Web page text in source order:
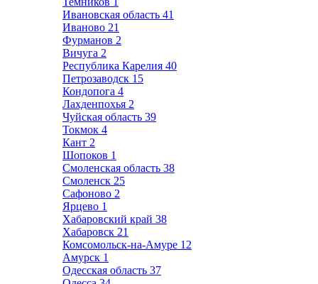
Ивановская область 41
Иваново 21
Фурманов 2
Вичуга 2
Республика Карелия 40
Петрозаводск 15
Кондопога 4
Лахденпохья 2
Чуйская область 39
Токмок 4
Кант 2
Шопоков 1
Смоленская область 38
Смоленск 25
Сафоново 2
Ярцево 1
Хабаровский край 38
Хабаровск 21
Комсомольск-на-Амуре 12
Амурск 1
Одесская область 37